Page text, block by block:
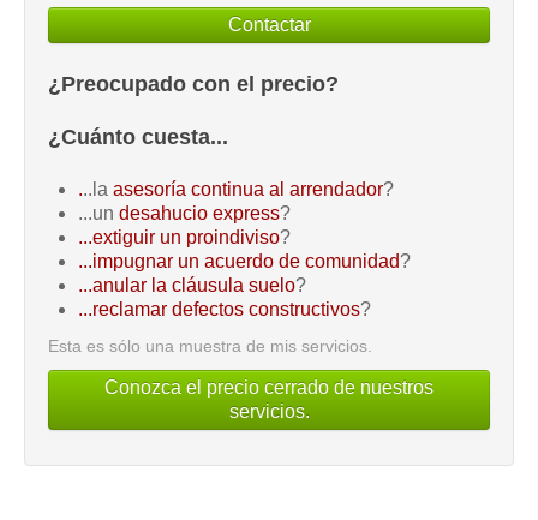
Contactar
¿Preocupado con el precio?
¿Cuánto cuesta...
...la asesoría continua al arrendador?
...un desahucio express?
...extiguir un proindiviso?
...impugnar un acuerdo de comunidad?
...anular la cláusula suelo?
...reclamar defectos constructivos?
Esta es sólo una muestra de mis servicios.
Conozca el precio cerrado de nuestros
servicios.